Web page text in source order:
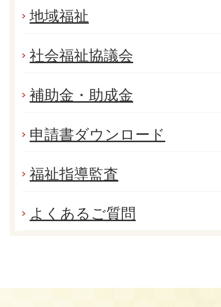
地域福祉
社会福祉協議会
補助金・助成金
申請書ダウンロード
福祉指導監査
よくあるご質問